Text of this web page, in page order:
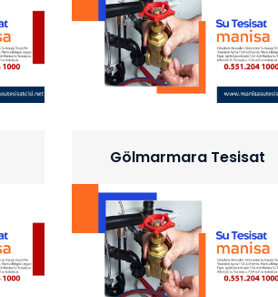
Gölmarmara Tesisat